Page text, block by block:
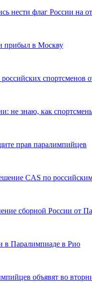
нести флаг России на
прибыл в Москву
спортсменов
не знаю, как
прав паралимпийцев
CAS по
сборной России от
в Паралимпиаде в Рио
объявят во